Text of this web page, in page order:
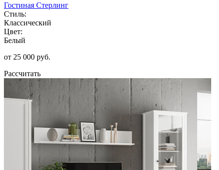
Гостиная Стерлинг
Стиль:
Классический
Цвет:
Белый
от 25 000 руб.
Рассчитать